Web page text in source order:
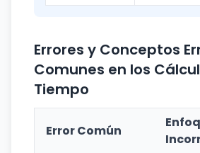
Errores y Conceptos
Comunes en los
Tiempo
Error Común